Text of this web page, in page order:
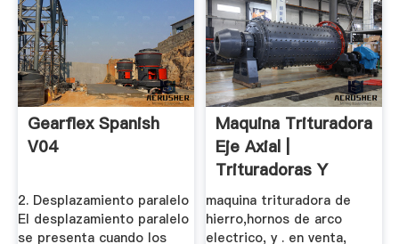
Gearflex Spanish
V04
2. Desplazamiento paralelo
El desplazamiento paralelo
se presenta cuando los
Maquina Trituradora
Eje Axial |
Trituradoras Y
Molinos
maquina trituradora de
hierro,hornos de arco
electrico, y . en venta,